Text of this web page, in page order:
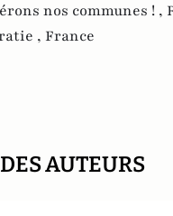
nos communes ! ,
, France
AUTEURS